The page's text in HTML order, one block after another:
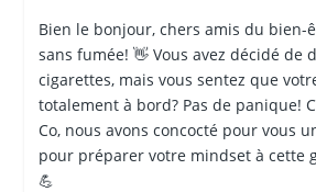
Bien le bonjour, chers amis du bien-
sans fumée! 👋 Vous avez décidé de
cigarettes, mais vous sentez que
totalement à bord? Pas de panique!
Co, nous avons concocté pour vous
pour préparer votre mindset à cette
💪